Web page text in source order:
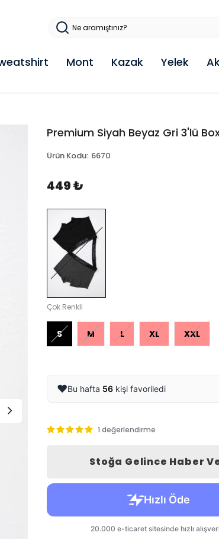
Mont Kazak Yelek
Premium Siyah Beyaz Gri 3'lü
Ürün Kodu: 6670
449 ₺
Çok Renkli
S M L XL XXL
❤️Bu hafta 56 kişi favoriledi
1 değerlendirme
Stoğa Gelince Haber